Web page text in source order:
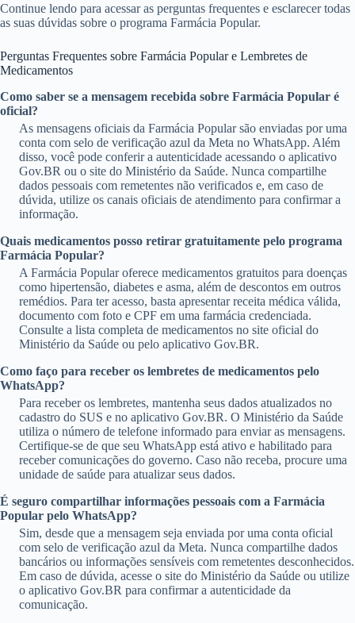
Continue lendo para acessar as perguntas frequentes e esclarecer todas
as suas dúvidas sobre o programa Farmácia Popular.
Perguntas Frequentes sobre Farmácia Popular e Lembretes de
Medicamentos
Como saber se a mensagem recebida sobre Farmácia Popular é
oficial?
As mensagens oficiais da Farmácia Popular são enviadas por uma
conta com selo de verificação azul da Meta no WhatsApp. Além
disso, você pode conferir a autenticidade acessando o aplicativo
Gov.BR ou o site do Ministério da Saúde. Nunca compartilhe
dados pessoais com remetentes não verificados e, em caso de
dúvida, utilize os canais oficiais de atendimento para confirmar a
informação.
Quais medicamentos posso retirar gratuitamente pelo programa
Farmácia Popular?
A Farmácia Popular oferece medicamentos gratuitos para doenças
como hipertensão, diabetes e asma, além de descontos em outros
remédios. Para ter acesso, basta apresentar receita médica válida,
documento com foto e CPF em uma farmácia credenciada.
Consulte a lista completa de medicamentos no site oficial do
Ministério da Saúde ou pelo aplicativo Gov.BR.
Como faço para receber os lembretes de medicamentos pelo
WhatsApp?
Para receber os lembretes, mantenha seus dados atualizados no
cadastro do SUS e no aplicativo Gov.BR. O Ministério da Saúde
utiliza o número de telefone informado para enviar as mensagens.
Certifique-se de que seu WhatsApp está ativo e habilitado para
receber comunicações do governo. Caso não receba, procure uma
unidade de saúde para atualizar seus dados.
É seguro compartilhar informações pessoais com a Farmácia
Popular pelo WhatsApp?
Sim, desde que a mensagem seja enviada por uma conta oficial
com selo de verificação azul da Meta. Nunca compartilhe dados
bancários ou informações sensíveis com remetentes desconhecidos.
Em caso de dúvida, acesse o site do Ministério da Saúde ou utilize
o aplicativo Gov.BR para confirmar a autenticidade da
comunicação.